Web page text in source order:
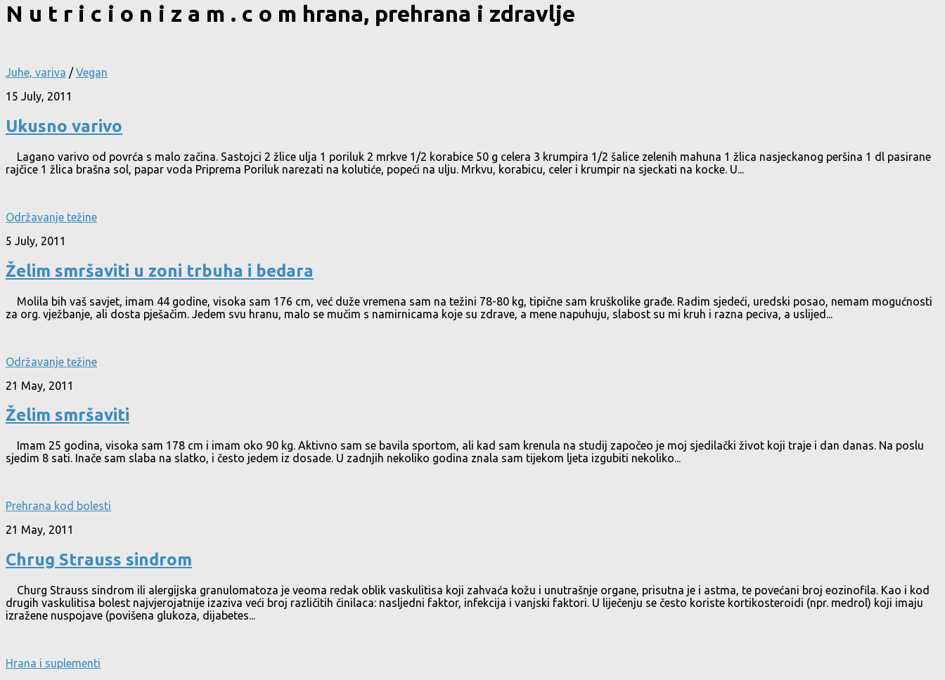
N u t r i c i o n i z a m . c o m hrana, prehrana i zdravlje
Juhe, variva /Vegan
15 July, 2011
Ukusno varivo
Lagano varivo od povrća s malo začina. Sastojci 2 žlice ulja 1 poriluk 2 mrkve 1/2 korabice 50 g celera 3 krumpira 1/2 šalice zelenih mahuna 1 žlica nasjeckanog peršina 1 dl pasirane
rajčice 1 žlica brašna sol, papar voda Priprema Poriluk narezati na kolutiće, popeći na ulju. Mrkvu, korabicu, celer i krumpir na sjeckati na kocke. U...
Održavanje težine
5 July, 2011
Želim smršaviti u zoni trbuha i bedara
Molila bih vaš savjet, imam 44 godine, visoka sam 176 cm, već duže vremena sam na težini 78-80 kg, tipične sam kruškolike građe. Radim sjedeći, uredski posao, nemam mogućnosti
za org. vježbanje, ali dosta pješačim. Jedem svu hranu, malo se mučim s namirnicama koje su zdrave, a mene napuhuju, slabost su mi kruh i razna peciva, a uslijed...
Održavanje težine
21 May, 2011
Želim smršaviti
Imam 25 godina, visoka sam 178 cm i imam oko 90 kg. Aktivno sam se bavila sportom, ali kad sam krenula na studij započeo je moj sjedilački život koji traje i dan danas. Na poslu
sjedim 8 sati. Inače sam slaba na slatko, i često jedem iz dosade. U zadnjih nekoliko godina znala sam tijekom ljeta izgubiti nekoliko...
Prehrana kod bolesti
21 May, 2011
Chrug Strauss sindrom
Churg Strauss sindrom ili alergijska granulomatoza je veoma redak oblik vaskulitisa koji zahvaća kožu i unutrašnje organe, prisutna je i astma, te povećani broj eozinofila. Kao i kod
drugih vaskulitisa bolest najvjerojatnije izaziva veći broj različitih činilaca: nasljedni faktor, infekcija i vanjski faktori. U liječenju se često koriste kortikosteroidi (npr. medrol) koji imaju
izražene nuspojave (povišena glukoza, dijabetes...
Hrana i suplementi